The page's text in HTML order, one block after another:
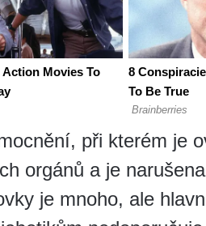
při kterém je
orgánů a je
je mnoho, ale